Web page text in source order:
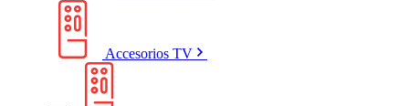
Accesorios TV